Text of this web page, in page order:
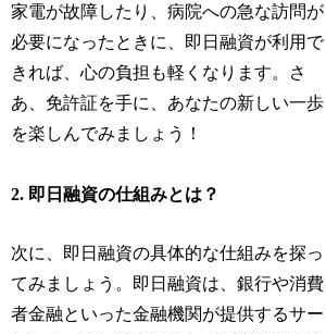
家電が故障したり、病院への急な訪問が
必要になったときに、即日融資が利用で
きれば、心の負担も軽くなります。さ
あ、免許証を手に、あなたの新しい一歩
を楽しんでみましょう！
2. 即日融資の仕組みとは？
次に、即日融資の具体的な仕組みを探っ
てみましょう。即日融資は、銀行や消費
者金融といった金融機関が提供するサー